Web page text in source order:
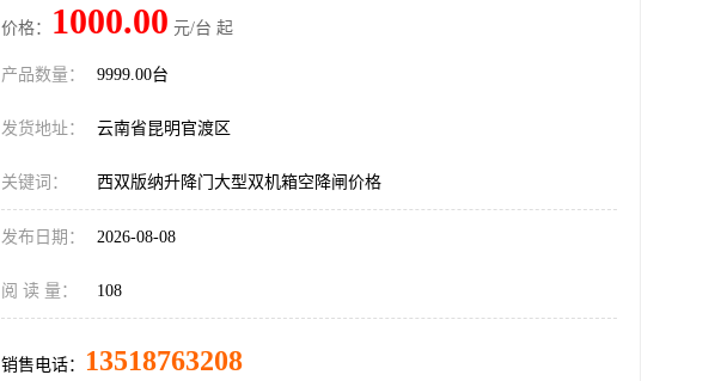
价格： 1000.00 元/台 起
产品数量： 9999.00台
发货地址： 云南省昆明官渡区
关键词： 西双版纳升降门大型双机箱空降闸价格
发布日期： 2026-08-08
阅 读 量： 108
销售电话： 13518763208